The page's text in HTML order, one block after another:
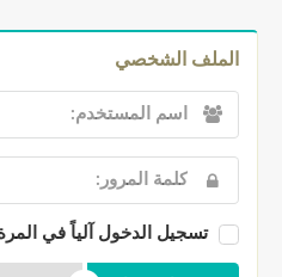
الملف الشخصي
تسجيل الدخول آلياً في